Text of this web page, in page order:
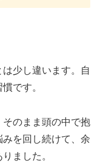
少し違います。自
です。
のまま頭の中で抱
を回し続けて、余
ました。